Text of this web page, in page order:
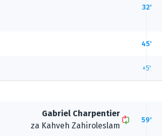
32'
45'
+5'
Gabriel Charpentier
za Kahveh Zahiroleslam
59'